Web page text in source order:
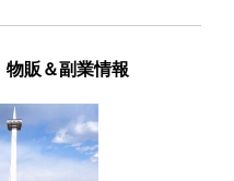
物販＆副業情報